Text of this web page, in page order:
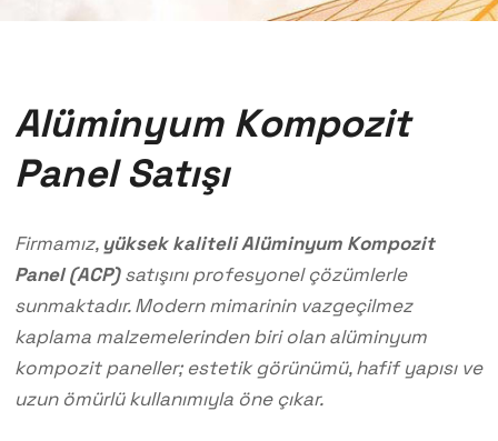
Alüminyum Kompozit
Panel Satışı
Firmamız, yüksek kaliteli Alüminyum Kompozit
Panel (ACP)satışını profesyonel çözümlerle
sunmaktadır. Modern mimarinin vazgeçilmez
kaplama malzemelerinden biri olan alüminyum
kompozit paneller; estetik görünümü, hafif yapısı ve
uzun ömürlü kullanımıyla öne çıkar.